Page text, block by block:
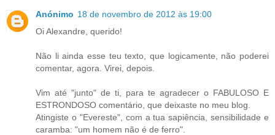
Anónimo 18 de novembro de 2012 às 19:00
Oi Alexandre, querido!
Não li ainda esse teu texto, que logicamente, não poderei
comentar, agora. Virei, depois.
Vim até "junto" de ti, para te agradecer o FABULOSO E
ESTRONDOSO comentário, que deixaste no meu blog.
Atingiste o "Evereste", com a tua sapiência, sensibilidade e
caramba: "um homem não é de ferro".